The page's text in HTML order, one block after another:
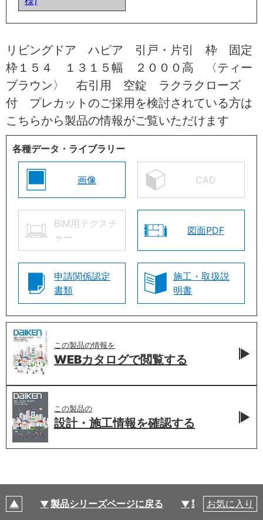
リビングドア ハピア 引戸・片引 枠 固定
枠１５４ １３１５幅 ２０００高 〈ティー
ブラウン〉 右引用 空錠 ラクラクローズ
付 プレカットのご採用を検討されている方は
こちらから製品の情報がご覧いただけます
各種データ・ライブラリー
画像 CAD
BIM用テクスチ
ャー
図面PDF
申請関係認定
書類
施工・取扱説
明書
この製品の情報を
WEBカタログで閲覧する
この製品の
設計・施工情報を確認する
製品シリーズページに戻る 製品仕様
お気に入り